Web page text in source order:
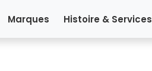
Marques Histoire & Services